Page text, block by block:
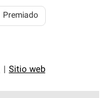
Sitio web
Premiado